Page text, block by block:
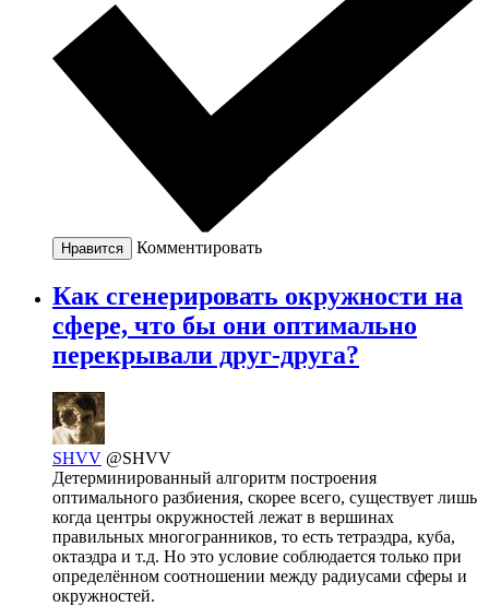
Нравится Комментировать
Как сгенерировать окружности на
сфере, что бы они оптимально
перекрывали друг-друга?
SHVV @SHVV
Детерминированный алгоритм построения
оптимального разбиения, скорее всего, существует лишь
когда центры окружностей лежат в вершинах
правильных многогранников, то есть тетраэдра, куба,
октаэдра и т.д. Но это условие соблюдается только при
определённом соотношении между радиусами сферы и
окружностей.